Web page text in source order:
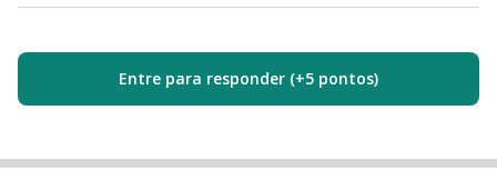
Entre para responder (+5 pontos)